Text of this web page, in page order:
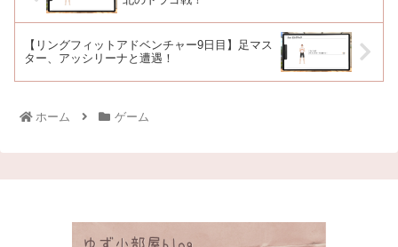
【リングフィットアドベンチャー9日目】足マス
ター、アッシリーナと遭遇！
ホーム ゲーム